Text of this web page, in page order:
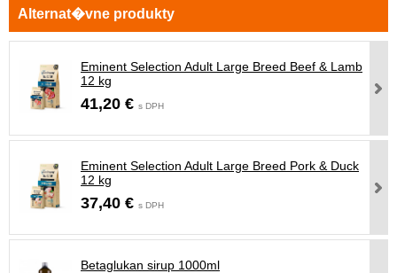
Eminent Selection Adult Large Breed Beef & Lamb
12 kg
41,20 € s DPH
Eminent Selection Adult Large Breed Pork & Duck
12 kg
37,40 € s DPH
Betaglukan sirup 1000ml